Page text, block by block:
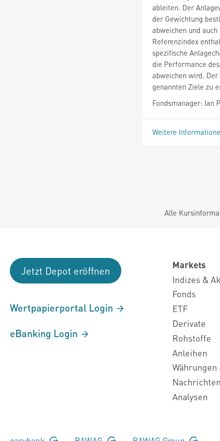
ableiten. Der
der Gewichtung
abweichen und
Referenzindex
spezifische
die Performance
abweichen wird.
genannten Ziele zu
Fondsmanager: Ian
Weitere
Alle
Jetzt Depot eröffnen
Wertpapierportal Login
eBanking Login
Markets
Indizes &
Fonds
ETF
Derivate
Rohstoffe
Anleihen
Währungen
Analysen